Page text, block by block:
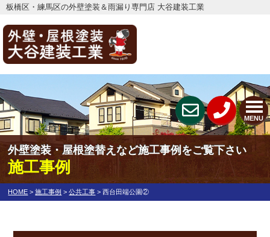
板橋区・練馬区の外壁塗装＆雨漏り専門店 大谷建装工業
MENU
外壁塗装・屋根塗替えなど施工事例をご覧下さい
施工事例
HOME >施工事例 >公共工事 >西台田端公園②